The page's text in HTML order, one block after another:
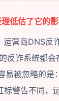
低估了它的
营商DNS反
反诈系统都会
被忽略的是：
警告不同，